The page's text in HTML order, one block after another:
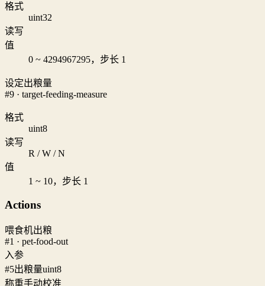
格式
uint32
读写
值
0 ~ 4294967295，步长 1
设定出粮量
#9 · target-feeding-measure
格式
uint8
读写
R / W / N
值
1 ~ 10，步长 1
Actions
喂食机出粮
#1 · pet-food-out
入参
#5出粮量uint8
称重手动校准